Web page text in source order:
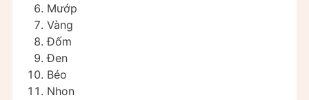
Mướp
Vàng
Đốm
Đen
Béo
Nhon